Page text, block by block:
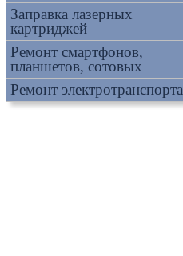
Заправка лазерных
картриджей
Ремонт смартфонов,
планшетов, сотовых
Ремонт электротранспорта